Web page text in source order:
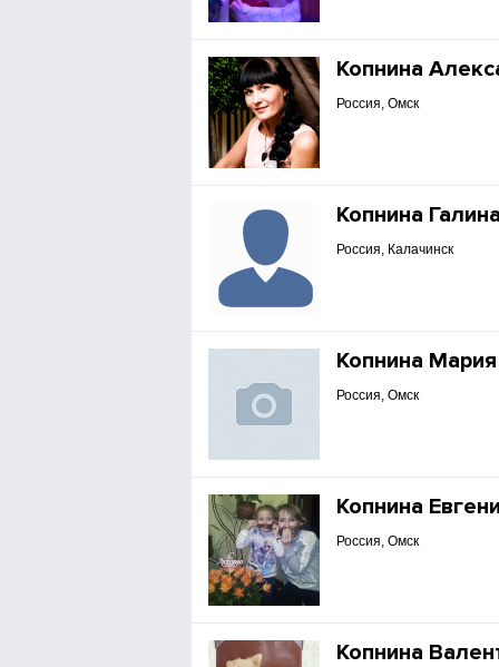
Копнина
Россия, Омск
Копнина Галина
Россия, Калачинск
Копнина Мария
Россия, Омск
Копнина
Россия, Омск
Копнина